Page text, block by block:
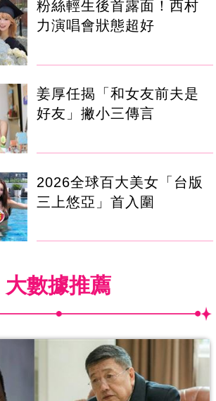
粉絲輕生後首露面！西村
力演唱會狀態超好
姜厚任揭「和女友前夫是
好友」撇小三傳言
2026全球百大美女「台版
三上悠亞」首入圍
大數據推薦